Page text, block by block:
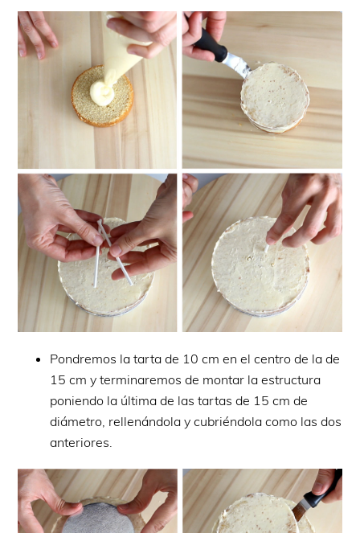
Pondremos la tarta de 10 cm en el centro de la de
15 cm y terminaremos de montar la estructura
poniendo la última de las tartas de 15 cm de
diámetro, rellenándola y cubriéndola como las dos
anteriores.